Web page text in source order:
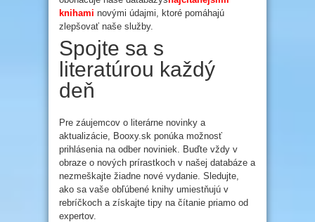
knihami novými údajmi, ktoré pomáhajú
zlepšovať naše služby.
Spojte sa s
literatúrou každý
deň
Pre záujemcov o literárne novinky a
aktualizácie, Booxy.sk ponúka možnosť
prihlásenia na odber noviniek. Buďte vždy v
obraze o nových prírastkoch v našej databáze a
nezmeškajte žiadne nové vydanie. Sledujte,
ako sa vaše obľúbené knihy umiestňujú v
rebríčkoch a získajte tipy na čítanie priamo od
expertov.